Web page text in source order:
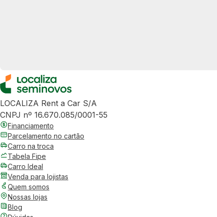
LOCALIZA Rent a Car S/A
CNPJ nº 16.670.085/0001-55
Financiamento
Parcelamento no cartão
Carro na troca
Tabela Fipe
Carro Ideal
Venda para lojistas
Quem somos
Nossas lojas
Blog